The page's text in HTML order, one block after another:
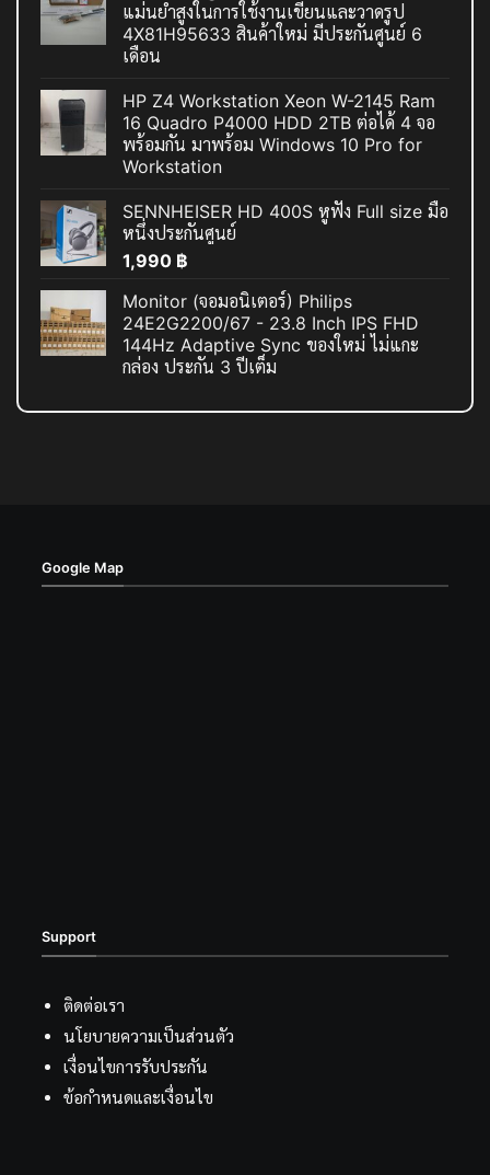
แม่นยำสูงในการใช้งานเขียนและวาดรูป
4X81H95633 สินค้าใหม่ มีประกันศูนย์ 6
เดือน
HP Z4 Workstation Xeon W-2145 Ram
16 Quadro P4000 HDD 2TB ต่อได้ 4 จอ
พร้อมกัน มาพร้อม Windows 10 Pro for
Workstation
SENNHEISER HD 400S หูฟัง Full size มือ
หนึ่งประกันศูนย์
1,990 ฿
Monitor (จอมอนิเตอร์) Philips
24E2G2200/67 - 23.8 Inch IPS FHD
144Hz Adaptive Sync ของใหม่ ไม่แกะ
กล่อง ประกัน 3 ปีเต็ม
Google Map
Support
ติดต่อเรา
นโยบายความเป็นส่วนตัว
เงื่อนไขการรับประกัน
ข้อกำหนดและเงื่อนไข